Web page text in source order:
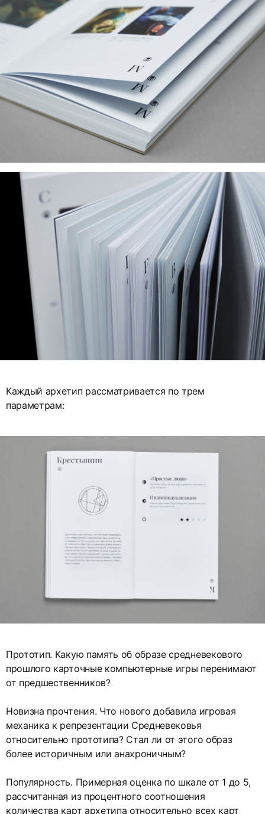
Каждый архетип рассматривается по трем
параметрам:
Прототип. Какую память об образе средневекового
прошлого карточные компьютерные игры перенимают
от предшественников?
Новизна прочтения. Что нового добавила игровая
механика к репрезентации Средневековья
относительно прототипа? Стал ли от этого образ
более историчным или анахроничным?
Популярность. Примерная оценка по шкале от 1 до 5,
рассчитанная из процентного соотношения
количества карт архетипа относительно всех карт